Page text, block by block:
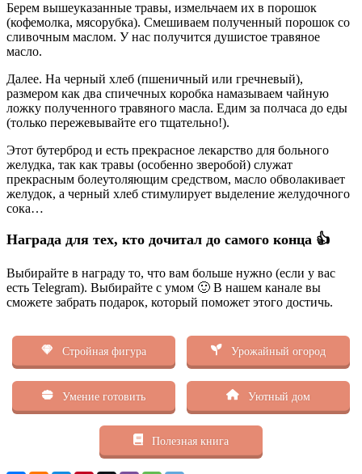
Берем вышеуказанные травы, измельчаем их в порошок
(кофемолка, мясорубка). Смешиваем полученный порошок со
сливочным маслом. У нас получится душистое травяное
масло.
Далее. На черный хлеб (пшеничный или гречневый),
размером как два спичечных коробка намазываем чайную
ложку полученного травяного масла. Едим за полчаса до еды
(только пережевывайте его тщательно!).
Этот бутерброд и есть прекрасное лекарство для больного
желудка, так как травы (особенно зверобой) служат
прекрасным болеутоляющим средством, масло обволакивает
желудок, а черный хлеб стимулирует выделение желудочного
сока…
Награда для тех, кто дочитал до самого конца 👍
Выбирайте в награду то, что вам больше нужно (если у вас
есть Telegram). Выбирайте с умом 🙂 В нашем канале вы
сможете забрать подарок, который поможет этого достичь.
Стройная фигура Урожайный огород
Умение готовить Уютный дом
Полезная книга